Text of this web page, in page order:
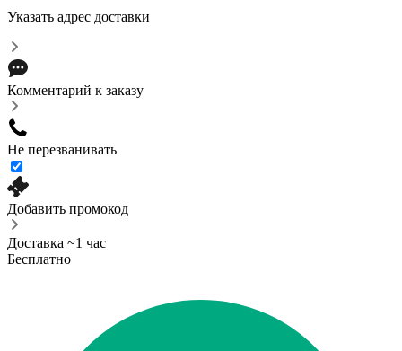
Указать адрес доставки
Комментарий к заказу
Не перезванивать
Добавить промокод
Доставка ~1 час
Бесплатно